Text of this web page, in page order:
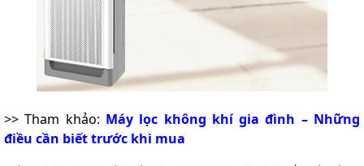
>> Tham khảo: Máy lọc không khí gia đình – Những
điều cần biết trước khi mua